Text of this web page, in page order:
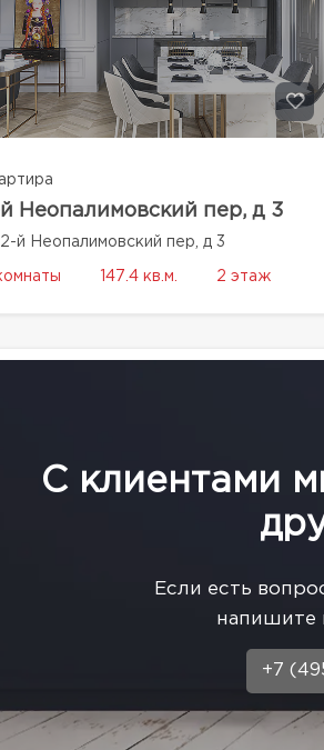
Неопалимовский пер, д 3
2-й Неопалимовский пер, д 3
147.4 кв.м. 2 этаж
С клиентами
Eсли есть
напишите
+7